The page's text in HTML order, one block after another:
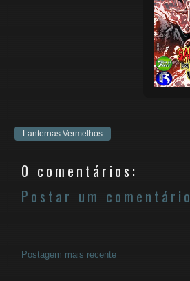
Lanternas Vermelhos
0 comentários:
Postar um comentário
Postagem mais recente